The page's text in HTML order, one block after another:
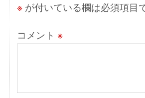
※が付いている欄は必須項目
コメント ※